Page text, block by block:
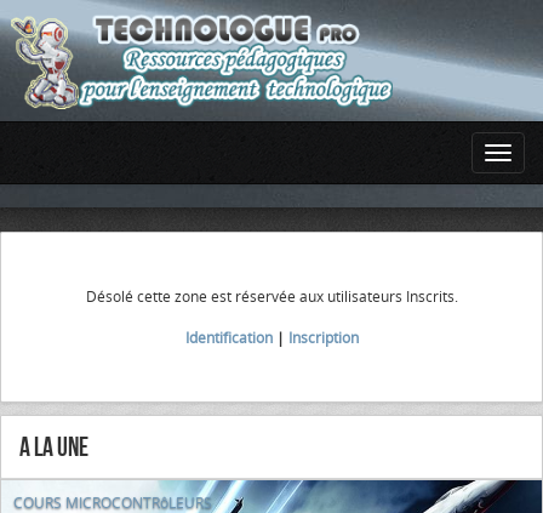
Désolé cette zone est réservée aux utilisateurs Inscrits.
Identification| Inscription
A la Une
COURS MICROCONTRôLEURS